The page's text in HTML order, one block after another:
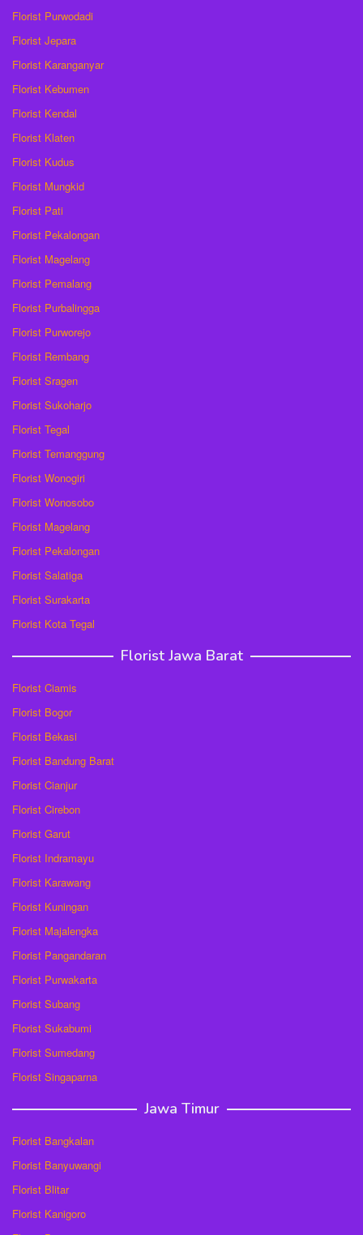
Florist Purwodadi
Florist Jepara
Florist Karanganyar
Florist Kebumen
Florist Kendal
Florist Klaten
Florist Kudus
Florist Mungkid
Florist Pati
Florist Pekalongan
Florist Magelang
Florist Pemalang
Florist Purbalingga
Florist Purworejo
Florist Rembang
Florist Sragen
Florist Sukoharjo
Florist Tegal
Florist Temanggung
Florist Wonogiri
Florist Wonosobo
Florist Magelang
Florist Pekalongan
Florist Salatiga
Florist Surakarta
Florist Kota Tegal
Florist Jawa Barat
Florist Ciamis
Florist Bogor
Florist Bekasi
Florist Bandung Barat
Florist Cianjur
Florist Cirebon
Florist Garut
Florist Indramayu
Florist Karawang
Florist Kuningan
Florist Majalengka
Florist Pangandaran
Florist Purwakarta
Florist Subang
Florist Sukabumi
Florist Sumedang
Florist Singaparna
Jawa Timur
Florist Bangkalan
Florist Banyuwangi
Florist Blitar
Florist Kanigoro